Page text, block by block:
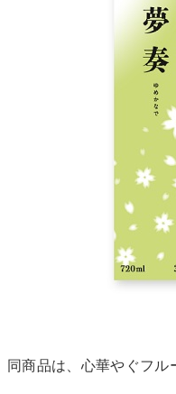
同商品は、心華やぐフル